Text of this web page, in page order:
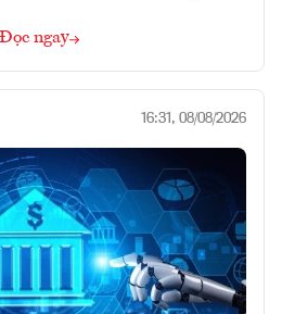
Đọc ngay
16:31, 08/08/2026